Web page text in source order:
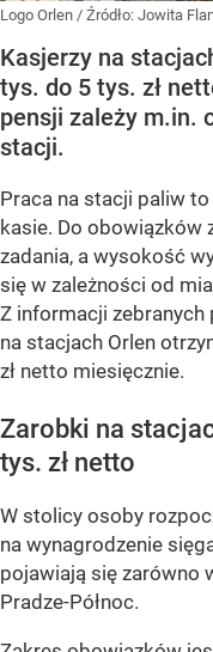
Logo Orlen / Źródło: Jowita
Kasjerzy na
tys. do 5 tys. zł
pensji zależy m.in.
stacji.
Praca na stacji paliw
kasie. Do obowiązków
zadania, a wysokość
się w zależności od
Z informacji zebranych
na stacjach Orlen
zł netto miesięcznie.
Zarobki na
tys. zł netto
W stolicy osoby
na wynagrodzenie
pojawiają się zarówno
Pradze-Północ.